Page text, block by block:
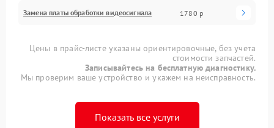
Замена платы обработки видеосигнала 1780 р
Цены в прайс-листе указаны ориентировочные, без учета
стоимости запчастей.
Записывайтесь на бесплатную диагностику.
Мы проверим ваше устройство и укажем на неисправность.
Показать все услуги